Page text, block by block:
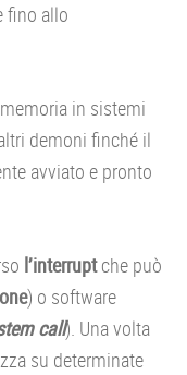
fino allo
in sistemi
demoni finché il
avviato e pronto
l’interruptche può
) o software
call). Una volta
su determinate